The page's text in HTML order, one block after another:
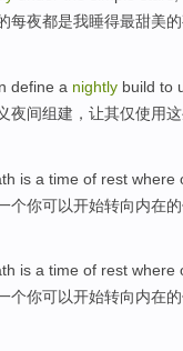
每夜都是我睡得最甜美的
define a nightly build to
夜间组建 ，让其仅使用
is a time of rest where
个你可以开始转向内在的
is a time of rest where
个你可以开始转向内在的